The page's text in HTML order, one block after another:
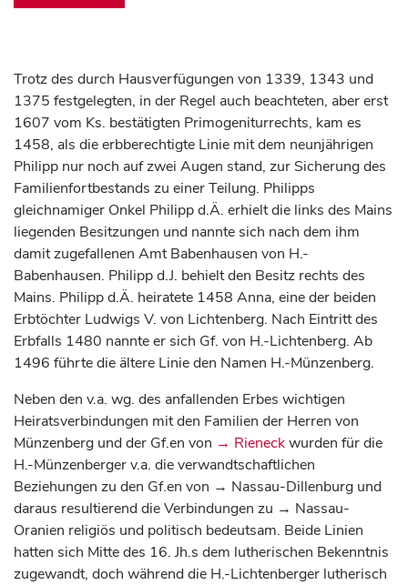
Trotz des durch Hausverfügungen von 1339, 1343 und
1375 festgelegten, in der Regel auch beachteten, aber erst
1607 vom Ks. bestätigten Primogeniturrechts, kam es
1458, als die erbberechtigte Linie mit dem neunjährigen
Philipp nur noch auf zwei Augen stand, zur Sicherung des
Familienfortbestands zu einer Teilung. Philipps
gleichnamiger Onkel Philipp d.Ä. erhielt die links des Mains
liegenden Besitzungen und nannte sich nach dem ihm
damit zugefallenen Amt Babenhausen von H.-
Babenhausen. Philipp d.J. behielt den Besitz rechts des
Mains. Philipp d.Ä. heiratete 1458 Anna, eine der beiden
Erbtöchter Ludwigs V. von Lichtenberg. Nach Eintritt des
Erbfalls 1480 nannte er sich Gf. von H.-Lichtenberg. Ab
1496 führte die ältere Linie den Namen H.-Münzenberg.
Neben den v.a. wg. des anfallenden Erbes wichtigen
Heiratsverbindungen mit den Familien der Herren von
Münzenberg und der Gf.en von → Rieneckwurden für die
H.-Münzenberger v.a. die verwandtschaftlichen
Beziehungen zu den Gf.en von → Nassau-Dillenburg und
daraus resultierend die Verbindungen zu → Nassau-
Oranien religiös und politisch bedeutsam. Beide Linien
hatten sich Mitte des 16. Jh.s dem lutherischen Bekenntnis
zugewandt, doch während die H.-Lichtenberger lutherisch